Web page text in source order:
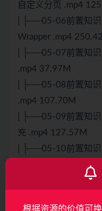
自定义分页 .mp4
| ├──05-06前置知
Wrapper .mp4
| ├──05-07前置知
.mp4 37.97M
| ├──05-08前置知
.mp4 107.70M
| ├──05-09前置知
充 .mp4 127.57M
| ├──05-10前置知
析打印 .mp4 134.39M
| ├──05-11前置知
根据资源的价值可